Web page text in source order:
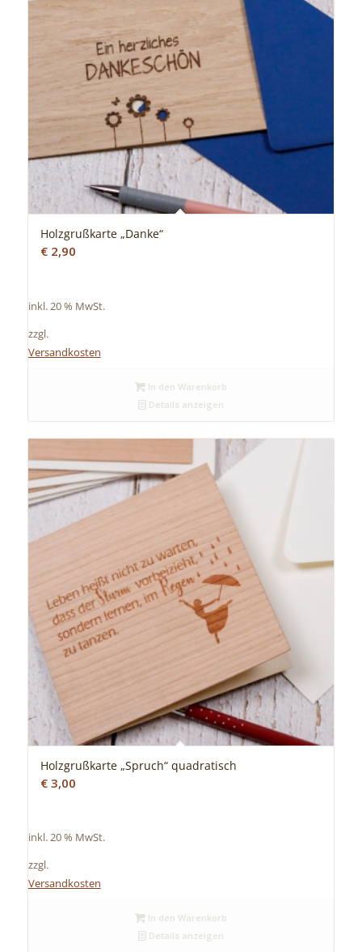
Holzgrußkarte „Danke“
€2,90
inkl. 20 % MwSt.
zzgl.
Versandkosten
In den Warenkorb
Details anzeigen
Holzgrußkarte „Spruch“ quadratisch
€3,00
inkl. 20 % MwSt.
zzgl.
Versandkosten
In den Warenkorb
Details anzeigen